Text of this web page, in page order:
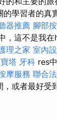
學習者的真
器推薦 腳部
，這不是我在
理之家 室內
寶塔 牙科 res
摩服務 聯合
，或者最好受